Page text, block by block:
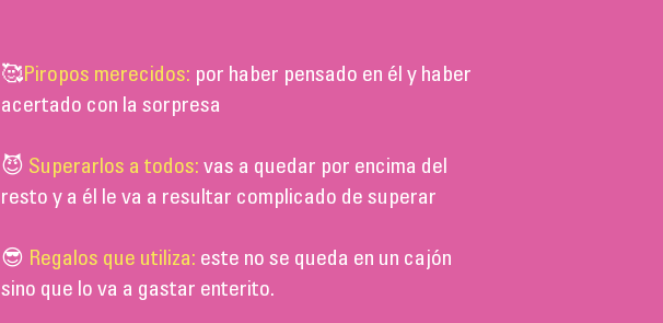
🥰Piropos merecidos: por haber pensado en él y haber
acertado con la sorpresa
😈 Superarlos a todos: vas a quedar por encima del
resto y a él le va a resultar complicado de superar
😎 Regalos que utiliza: este no se queda en un cajón
sino que lo va a gastar enterito.